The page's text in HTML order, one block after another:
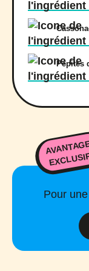
Pépites
Pour